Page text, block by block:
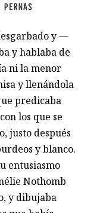
PERNAS
y —
y hablaba de
ni la menor
y llenándola
predicaba
los que se
justo después
y blanco.
entusiasmo
Nothomb
y dibujaba